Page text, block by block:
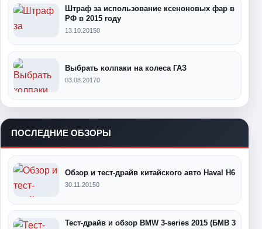
Штраф за использование ксеноновых фар в
РФ в 2015 году
13.10.20150
Выбрать колпаки на колеса ГАЗ
03.08.20170
ПОСЛЕДНИЕ ОБЗОРЫ
Обзор и тест-драйв китайского авто Haval H6
30.11.20150
Тест-драйв и обзор BMW 3-series 2015 (БМВ 3